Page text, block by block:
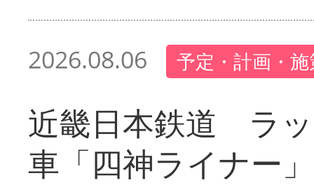
2026.08.06 予定・計画・
近畿日本鉄道 ラ
車「四神ライナー